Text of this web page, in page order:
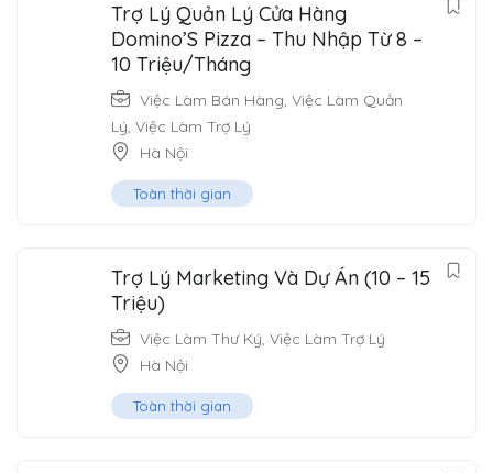
Trợ Lý Quản Lý Cửa Hàng
Domino’S Pizza – Thu Nhập Từ 8 –
10 Triệu/Tháng
Việc Làm Bán Hàng, Việc Làm Quản
Lý, Việc Làm Trợ Lý
Hà Nội
Toàn thời gian
Trợ Lý Marketing Và Dự Án (10 – 15
Triệu)
Việc Làm Thư Ký, Việc Làm Trợ Lý
Hà Nội
Toàn thời gian